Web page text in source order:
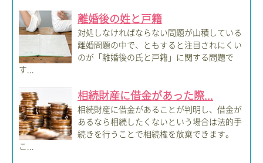
離婚後の姓と戸籍
対処しなければならない問題が山積している
離婚問題の中で、ともすると注目されにくい
のが「離婚後の氏と戸籍」に関する問題で
す...
相続財産に借金があった際...
相続財産に借金があることが判明し、借金が
あるなら相続したくないという場合は法的手
続きを行うことで相続権を放棄できます。
こ...